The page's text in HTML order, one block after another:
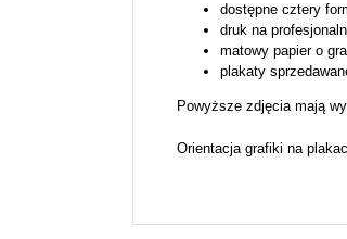
dostępne cztery
druk na
matowy papier o
plakaty
Powyższe zdjęcia mają
Orientacja grafiki na